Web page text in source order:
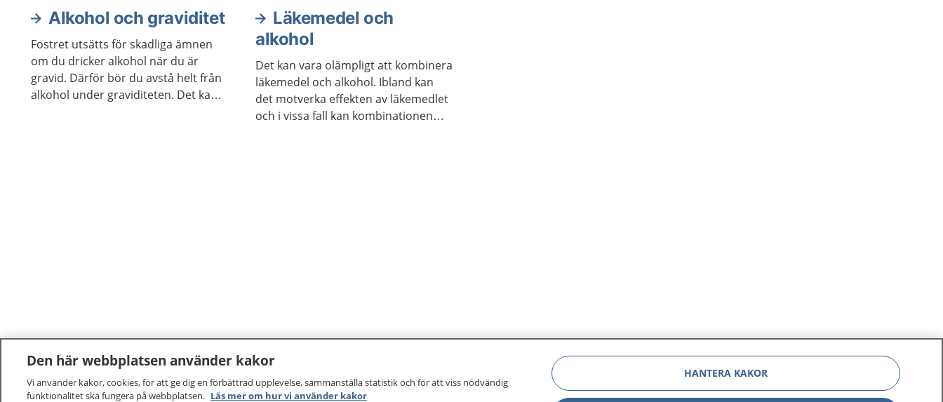
av med ett alkoholberoende.
kan också kombineras. En del får bra
stöd i självhjälpsgrupper.
Alkohol och graviditet
Fostret utsätts för skadliga ämnen
om du dricker alkohol när du är
gravid. Därför bör du avstå helt från
alkohol under graviditeten. Det kan
Läkemedel och
alkohol
Det kan vara olämpligt att kombinera
läkemedel och alkohol. Ibland kan
det motverka effekten av läkemedlet
och i vissa fall kan kombinationen
Den här webbplatsen använder kakor
Vi använder kakor, cookies, för att ge dig en förbättrad upplevelse, sammanställa statistik och för att viss nödvändig
funktionalitet ska fungera på webbplatsen. Läs mer om hur vi använder kakor
HANTERA KAKOR